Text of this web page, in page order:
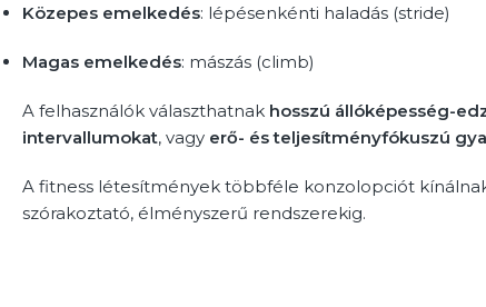
Közepes emelkedés: lépésenkénti haladás (stride)
Magas emelkedés: mászás (climb)
A felhasználók választhatnak hosszú állóképesség-
intervallumokat, vagy erő- és teljesítményfókuszú
A fitness létesítmények többféle konzolopciót
szórakoztató, élményszerű rendszerekig.